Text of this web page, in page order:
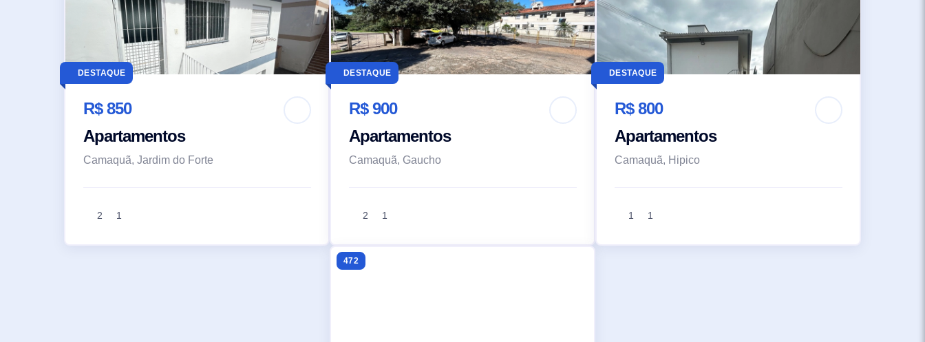
DESTAQUE
R$ 850
Apartamentos
Camaquã, Jardim do Forte
2 1
DESTAQUE
R$ 900
Apartamentos
Camaquã, Gaucho
2 1
DESTAQUE
R$ 800
Apartamentos
Camaquã, Hipico
1 1
472